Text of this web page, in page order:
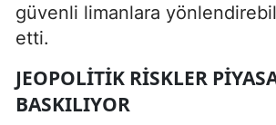
güvenli limanlara
etti.
JEOPOLITIK RISKLER
BASKILIYOR